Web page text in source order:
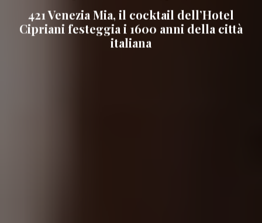
421 Venezia Mia, il cocktail dell’Hotel
Cipriani festeggia i 1600 anni della città
italiana